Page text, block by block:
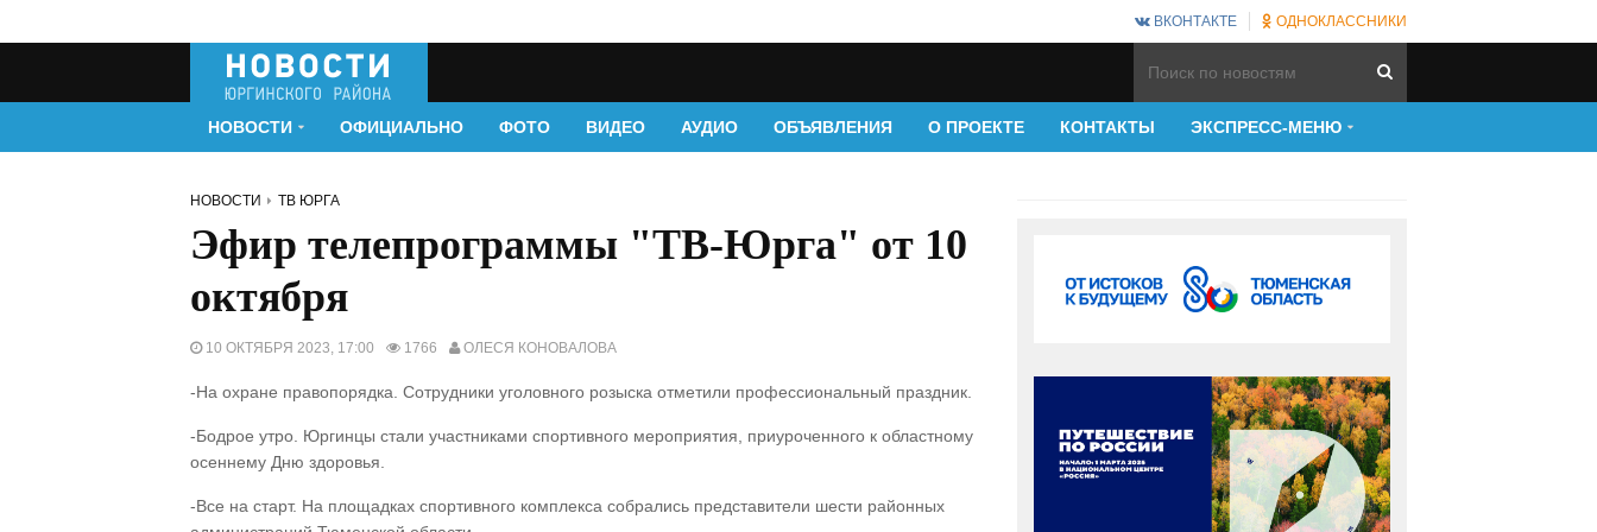
ВКОНТАКТЕ ОДНОКЛАССНИКИ
НОВОСТИ ОФИЦИАЛЬНО ФОТО ВИДЕО АУДИО ОБЪЯВЛЕНИЯ О ПРОЕКТЕ КОНТАКТЫ ЭКСПРЕСС-МЕНЮ
НОВОСТИ ТВ ЮРГА
Эфир телепрограммы "ТВ-Юрга" от 10
октября
10 ОКТЯБРЯ 2023, 17:00 1766 ОЛЕСЯ КОНОВАЛОВА
-На охране правопорядка. Сотрудники уголовного розыска отметили профессиональный праздник.
-Бодрое утро. Юргинцы стали участниками спортивного мероприятия, приуроченного к областному
осеннему Дню здоровья.
-Все на старт. На площадках спортивного комплекса собрались представители шести районных